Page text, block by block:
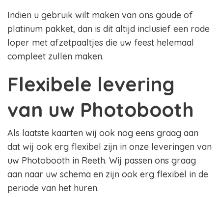
Indien u gebruik wilt maken van ons goude of
platinum pakket, dan is dit altijd inclusief een rode
loper met afzetpaaltjes die uw feest helemaal
compleet zullen maken.
Flexibele levering
van uw Photobooth
Als laatste kaarten wij ook nog eens graag aan
dat wij ook erg flexibel zijn in onze leveringen van
uw Photobooth in Reeth. Wij passen ons graag
aan naar uw schema en zijn ook erg flexibel in de
periode van het huren.